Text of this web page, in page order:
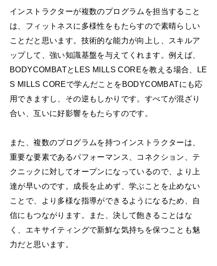
インストラクターが複数のプログラムを担当すること
は、フィットネスに多様性をもたらすので素晴らしい
ことだと思います。技術的な能力が向上し、スキルア
ップして、強い知識基盤を与えてくれます。例えば、
BODYCOMBATとLES MILLS COREを教える場合、LE
S MILLS COREで学んだことをBODYCOMBATにも応
用できますし、その逆もしかりです。すべてが混ざり
合い、互いに好影響をもたらすのです。
また、複数のプログラムを持つインストラクターは、
重要な要素であるパフォーマンス、コネクション、テ
クニックに対してオープンになっているので、より上
達が早いのです。成長を止めず、学ぶことを止めない
ことで、より多様な指導ができるようになるため、自
信にもつながります。また、決して飽きることはな
く、エキサイティングで新鮮な気持ちを保つことも魅
力だと思います。